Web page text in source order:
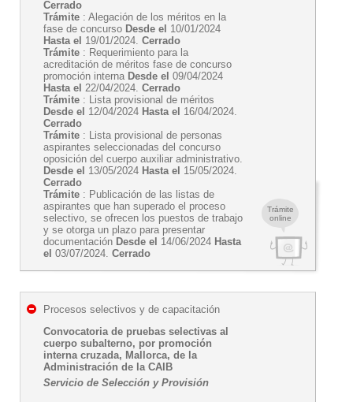
Trámite
online
Cerrado
Trámite : Alegación de los méritos en la
fase de concurso Desde el 10/01/2024
Hasta el 19/01/2024. Cerrado
Trámite : Requerimiento para la
acreditación de méritos fase de concurso
promoción interna Desde el 09/04/2024
Hasta el 22/04/2024. Cerrado
Trámite : Lista provisional de méritos
Desde el 12/04/2024 Hasta el 16/04/2024.
Cerrado
Trámite : Lista provisional de personas
aspirantes seleccionadas del concurso
oposición del cuerpo auxiliar administrativo.
Desde el 13/05/2024 Hasta el 15/05/2024.
Cerrado
Trámite : Publicación de las listas de
aspirantes que han superado el proceso
selectivo, se ofrecen los puestos de trabajo
y se otorga un plazo para presentar
documentación Desde el 14/06/2024 Hasta
el 03/07/2024. Cerrado
Procesos selectivos y de capacitación
Convocatoria de pruebas selectivas al
cuerpo subalterno, por promoción
interna cruzada, Mallorca, de la
Administración de la CAIB
Servicio de Selección y Provisión